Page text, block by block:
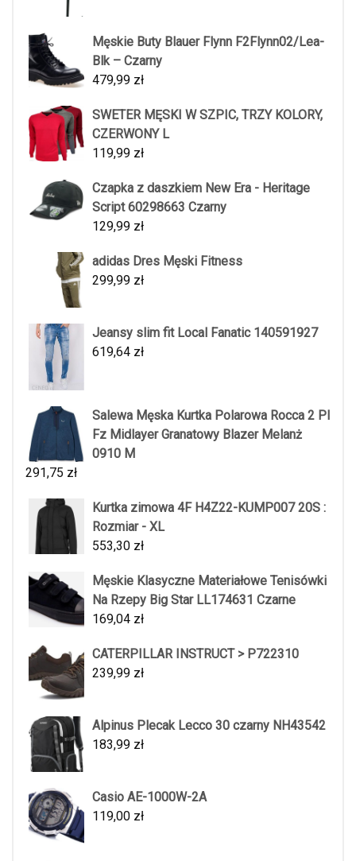
Męskie Buty Blauer Flynn F2Flynn02/Lea-
Blk – Czarny
479,99 zł
SWETER MĘSKI W SZPIC, TRZY KOLORY,
CZERWONY L
119,99 zł
Czapka z daszkiem New Era - Heritage
Script 60298663 Czarny
129,99 zł
adidas Dres Męski Fitness
299,99 zł
Jeansy slim fit Local Fanatic 140591927
619,64 zł
Salewa Męska Kurtka Polarowa Rocca 2 Pl
Fz Midlayer Granatowy Blazer Melanż
0910 M
291,75 zł
Kurtka zimowa 4F H4Z22-KUMP007 20S :
Rozmiar - XL
553,30 zł
Męskie Klasyczne Materiałowe Tenisówki
Na Rzepy Big Star LL174631 Czarne
169,04 zł
CATERPILLAR INSTRUCT > P722310
239,99 zł
Alpinus Plecak Lecco 30 czarny NH43542
183,99 zł
Casio AE-1000W-2A
119,00 zł